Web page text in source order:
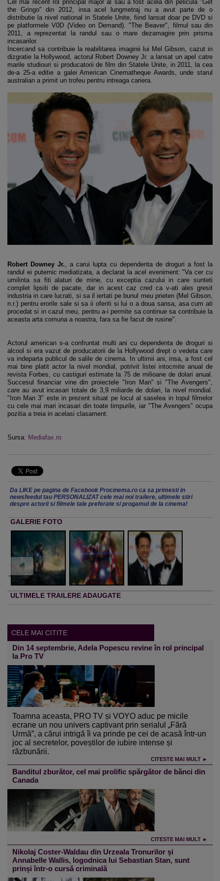
Cel mai recent rol principal major al sau a fost acela din pelicula "Get
the Gringo" din 2012, insa acel lungmetraj nu a avut parte de o
distributie la nivel national in Statele Unite, fiind lansat doar pe DVD si
pe platformele V0D (Video on Demand). "The Beaver", filmul sau din
2011, a reprezentat la randul sau o mare dezamagire prin prisma
incasarilor.
Incercand sa contribuie la reabilitarea imaginii lui Mel Gibson, cazut in
dizgratie la Hollywood, actorul Robert Downey Jr. a lansat un apel catre
marile studiouri si producatorii de film din Statele Unite, in 2011, la cea
de-a 25-a editie a galei American Cinematheque Awards, unde starul
australian a primit un trofeu pentru intreaga cariera.
Robert Downey Jr. , a carui lupta cu dependenta de droguri a fost la
randul ei puternic mediatizata, a declarat la acel eveniment: "Va cer cu
umilinta sa fiti alaturi de mine, cu exceptia cazului in care sunteti
complet lipsiti de pacate, dar in acest caz cred ca v-ati ales gresit
industria in care lucrati, si sa il iertati pe bunul meu prieten (Mel Gibson,
n.r.) pentru erorile sale si sa ii oferiti si lui o a doua sansa, asa cum ati
procedat si in cazul meu, pentru a-i permite sa continue sa contribuie la
aceasta arta comuna a noastra, fara sa fie facut de rusine".
Actorul american s-a confruntat multi ani cu dependenta de droguri si
alcool si era vazut de producatorii de la Hollywood drept o vedeta care
va indeparta publicul de salile de cinema. In ultimii ani, insa, a fost cel
mai bine platit actor la nivel mondial, potrivit listei intocmite anual de
revista Forbes, cu castiguri estimate la 75 de milioane de dolari anual.
Succesul financiar vine din proiectele "Iron Man" si "The Avengers",
care au avut incasari totale de 3,9 miliarde de dolari, la nivel mondial.
"Iron Man 3" este in prezent situat pe locul al saselea in topul filmelor
cu cele mai mari incasari din toate timpurile, iar "The Avengers" ocupa
pozitia a treia in acelasi clasament.
Sursa: Mediafax.ro
Da LIKE pe pagina de Facebook Procinema.ro ca sa primesti in
newsfeedul tau PERSONALIZAT cele mai noi trailere, ultimele stiri
despre actorii si filmele tale preferate si progamul de la cinema!
GALERIE FOTO
ULTIMELE TRAILERE ADAUGATE
CELE MAI CITITE
Din 14 septembrie, Adela Popescu revine în rol principal
la Pro TV
Toamna aceasta, PRO TV și VOYO aduc pe micile
ecrane un nou univers captivant prin serialul „Fără
Urmă”, a cărui intrigă îi va prinde pe cei de acasă într-un
joc al secretelor, poveștilor de iubire intense și
răzbunării.
CITESTE MAI MULT ►
Banditul zburător, cel mai prolific spărgător de bănci din
Canada
CITESTE MAI MULT ►
Nikolaj Coster-Waldau din Urzeala Tronurilor și
Annabelle Wallis, logodnica lui Sebastian Stan, sunt
prinși într-o cursă criminală